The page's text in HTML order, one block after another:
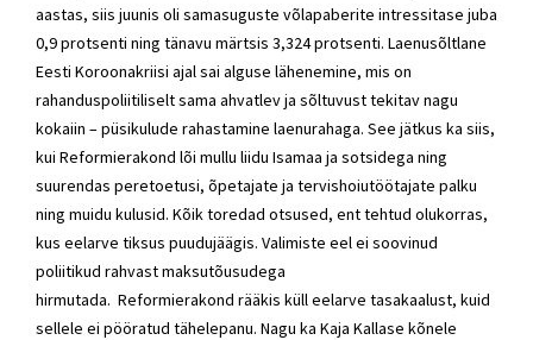
aastas, siis juunis oli samasuguste võlapaberite intressitase juba
0,9 protsenti ning tänavu märtsis 3,324 protsenti. Laenusõltlane
Eesti Koroonakriisi ajal sai alguse lähenemine, mis on
rahanduspoliitiliselt sama ahvatlev ja sõltuvust tekitav nagu
kokaiin – püsikulude rahastamine laenurahaga. See jätkus ka siis,
kui Reformierakond lõi mullu liidu Isamaa ja sotsidega ning
suurendas peretoetusi, õpetajate ja tervishoiutöötajate palku
ning muidu kulusid. Kõik toredad otsused, ent tehtud olukorras,
kus eelarve tiksus puudujäägis. Valimiste eel ei soovinud
poliitikud rahvast maksutõusudega
hirmutada. Reformierakond rääkis küll eelarve tasakaalust, kuid
sellele ei pööratud tähelepanu. Nagu ka Kaja Kallase kõnele